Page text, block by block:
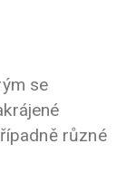
se
různé